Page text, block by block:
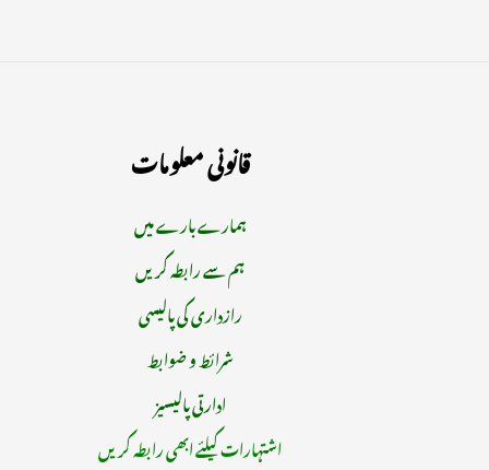
قانونی معلومات
ہمارے بارے میں
ہم سے رابطہ کریں
رازداری کی پالیسی
شرائط و ضوابط
ادارتی پالیسیز
اشتہارات کیلئے ابھی رابطہ کریں